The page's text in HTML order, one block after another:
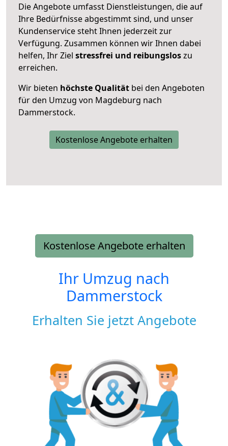
Die Angebote umfasst Dienstleistungen, die auf
Ihre Bedürfnisse abgestimmt sind, und unser
Kundenservice steht Ihnen jederzeit zur
Verfügung. Zusammen können wir Ihnen dabei
helfen, Ihr Ziel stressfrei und reibungsloszu
erreichen.
Wir bieten höchste Qualität bei den Angeboten
für den Umzug von Magdeburg nach
Dammerstock.
Kostenlose Angebote erhalten
Kostenlose Angebote erhalten
Ihr Umzug nach
Dammerstock
Erhalten Sie jetzt Angebote